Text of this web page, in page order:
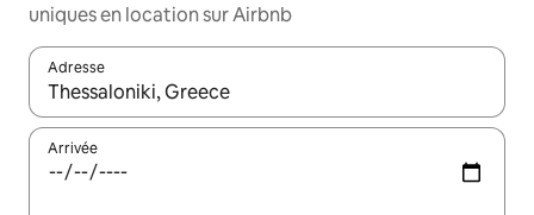
uniques en location sur Airbnb
Adresse
Lorsque les résultats s'affichent, utilisez les flèches vers le
Arrivée